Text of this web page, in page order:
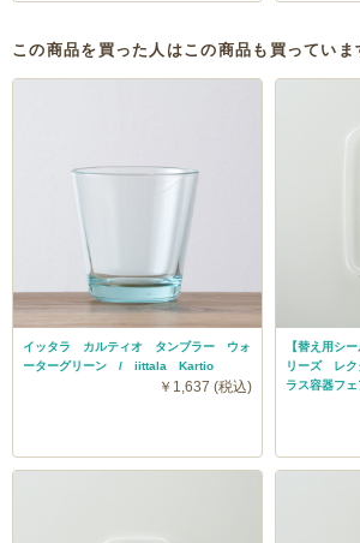
この商品を買った人はこの商品も買っていま
イッタラ カルティオ タンブラー ウォ
ーターグリーン / iittala Kartio
￥1,637 (税込)
【替え用シ
リーズ レク
ラス容器フェ